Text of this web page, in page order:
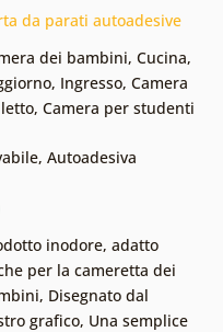
da parati autoadesive
dei bambini, Cucina,
, Ingresso, Camera
, Camera per studenti
, Autoadesiva
inodore, adatto
per la cameretta dei
, Disegnato dal
grafico, Una semplice